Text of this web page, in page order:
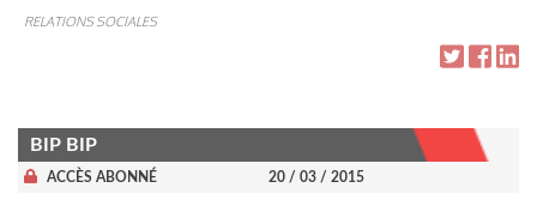
RELATIONS SOCIALES
BIP BIP
ACCÈS ABONNÉ 20 / 03 / 2015